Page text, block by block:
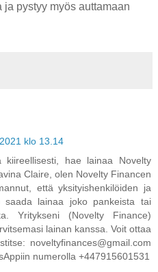
ja pystyy myös auttamaan
klo 13.14
hae lainaa Novelty
Claire, olen Novelty Financen
että yksityishenkilöiden ja
lainaa joko pankeista tai
Yritykseni (Novelty Finance)
lainan kanssa. Voit ottaa
noveltyfinances@gmail.com
numerolla +447915601531